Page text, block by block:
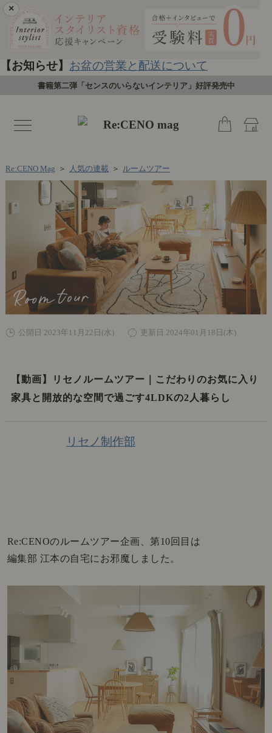
×
【お知らせ】 お盆の営業と配送について
書籍第二弾「センスのいらないインテリア」好評発売中
toggle
navigation
Re:CENO Mag ＞ 人気の連載 ＞ ルームツアー
公開日 2023年11月22日(水) 更新日 2024年01月18日(木)
【動画】リセノルームツアー｜こだわりのお気に入り
家具と開放的な空間で過ごす4LDKの2人暮らし
リセノ制作部
Re:CENOのルームツアー企画、第10回目は
編集部 江本の自宅にお邪魔しました。